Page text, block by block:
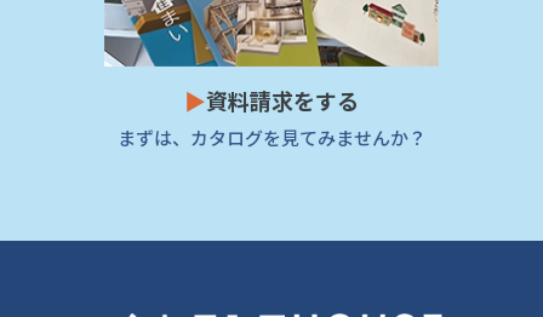
▶資料請求をする
まずは、カタログを見てみませんか？